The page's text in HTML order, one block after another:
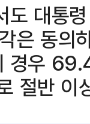
도 대통
은 동의
경우
절반 이